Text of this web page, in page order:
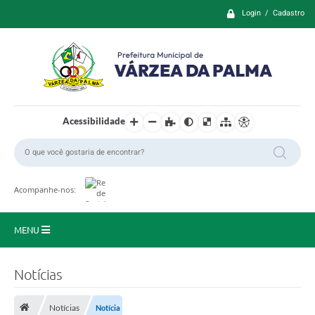
Login / Cadastro
Acessibilidade
Acompanhe-nos:
MENU
Notícias
Notícias Notícia